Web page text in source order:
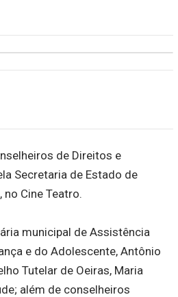
de Direitos e
Secretaria de Estado de
Cine Teatro.
municipal de Assistência
e do Adolescente, Antônio
Tutelar de Oeiras, Maria
além de conselheiros